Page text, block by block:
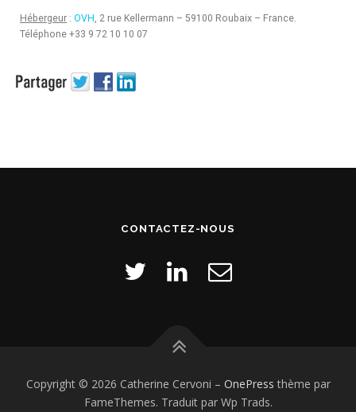
Hébergeur : OVH , 2 rue Kellermann – 59100 Roubaix – France.
Téléphone +33 9 72 10 10 07
CONTACTEZ-NOUS
Copyright © 2026 Catherine Cervoni – OnePress thème par
FameThemes. Traduit par Wp Trads.